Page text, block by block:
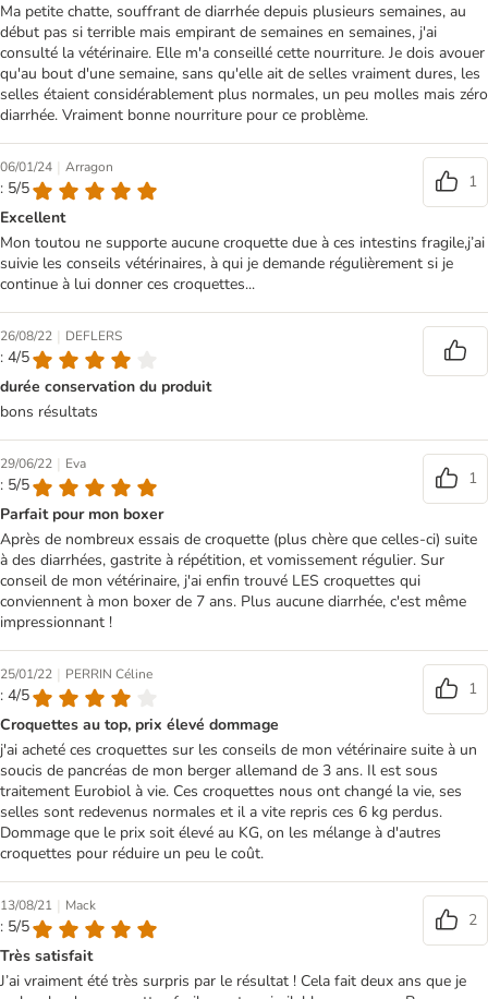
Ma petite chatte, souffrant de diarrhée depuis plusieurs semaines, au
début pas si terrible mais empirant de semaines en semaines, j'ai
consulté la vétérinaire. Elle m'a conseillé cette nourriture. Je dois avouer
qu'au bout d'une semaine, sans qu'elle ait de selles vraiment dures, les
selles étaient considérablement plus normales, un peu molles mais zéro
diarrhée. Vraiment bonne nourriture pour ce problème.
06/01/24 | Arragon
: 5/5
1
Excellent
Mon toutou ne supporte aucune croquette due à ces intestins fragile,j’ai
suivie les conseils vétérinaires, à qui je demande régulièrement si je
continue à lui donner ces croquettes...
26/08/22 | DEFLERS
: 4/5
durée conservation du produit
bons résultats
29/06/22 | Eva
: 5/5
1
Parfait pour mon boxer
Après de nombreux essais de croquette (plus chère que celles-ci) suite
à des diarrhées, gastrite à répétition, et vomissement régulier. Sur
conseil de mon vétérinaire, j'ai enfin trouvé LES croquettes qui
conviennent à mon boxer de 7 ans. Plus aucune diarrhée, c'est même
impressionnant !
25/01/22 | PERRIN Céline
: 4/5
1
Croquettes au top, prix élevé dommage
j'ai acheté ces croquettes sur les conseils de mon vétérinaire suite à un
soucis de pancréas de mon berger allemand de 3 ans. Il est sous
traitement Eurobiol à vie. Ces croquettes nous ont changé la vie, ses
selles sont redevenus normales et il a vite repris ces 6 kg perdus.
Dommage que le prix soit élevé au KG, on les mélange à d'autres
croquettes pour réduire un peu le coût.
13/08/21 | Mack
: 5/5
2
Très satisfait
J’ai vraiment été très surpris par le résultat ! Cela fait deux ans que je